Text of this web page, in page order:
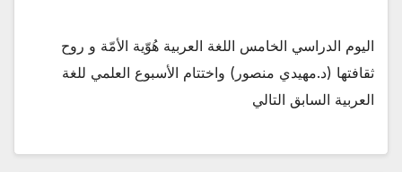
اليوم الدراسي الخامس اللغة العربية هُوّية الأمّة و روح
ثقافتها (د.مهيدي منصور) واختتام الأسبوع العلمي للغة
العربية السابق التالي